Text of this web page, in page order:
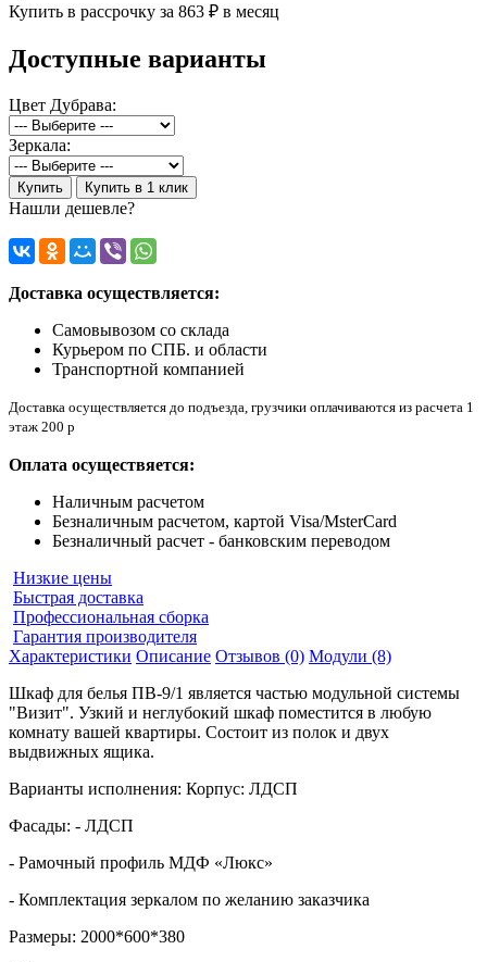
Купить в рассрочку за 863 ₽ в месяц
Доступные варианты
Цвет Дубрава:
Зеркала:
Купить Купить в 1 клик
Нашли дешевле?
Доставка осуществляется:
Самовывозом со склада
Курьером по СПБ. и области
Транспортной компанией
Доставка осуществляется до подъезда, грузчики оплачиваются из расчета 1
этаж 200 р
Оплата осуществяется:
Наличным расчетом
Безналичным расчетом, картой Visa/MsterCard
Безналичный расчет - банковским переводом
Низкие цены
Быстрая доставка
Профессиональная сборка
Гарантия производителя
Характеристики Описание Отзывов (0) Модули (8)
Шкаф для белья ПВ-9/1 является частью модульной системы
"Визит". Узкий и неглубокий шкаф поместится в любую
комнату вашей квартиры. Состоит из полок и двух
выдвижных ящика.
Варианты исполнения: Корпус: ЛДСП
Фасады: - ЛДСП
- Рамочный профиль МДФ «Люкс»
- Комплектация зеркалом по желанию заказчика
Размеры: 2000*600*380